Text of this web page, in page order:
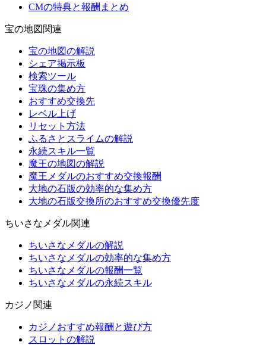
CMの特典と報酬まとめ
宝の地図関連
宝の地図の解説
シェア掲示板
検索ツール
宝珠の集め方
おすすめ交換先
レベル上げ
リセット方法
ふるさとスライムの解説
永続スキル一覧
魔王の地図の解説
魔王メダルのおすすめ交換報酬
大地の石版の効率的な集め方
大地の石版交換所のおすすめ交換優先度
ちいさなメダル関連
ちいさなメダルの解説
ちいさなメダルの効率的な集め方
ちいさなメダルの報酬一覧
ちいさなメダルの永続スキル
カジノ関連
カジノおすすめ報酬と遊び方
スロットの解説